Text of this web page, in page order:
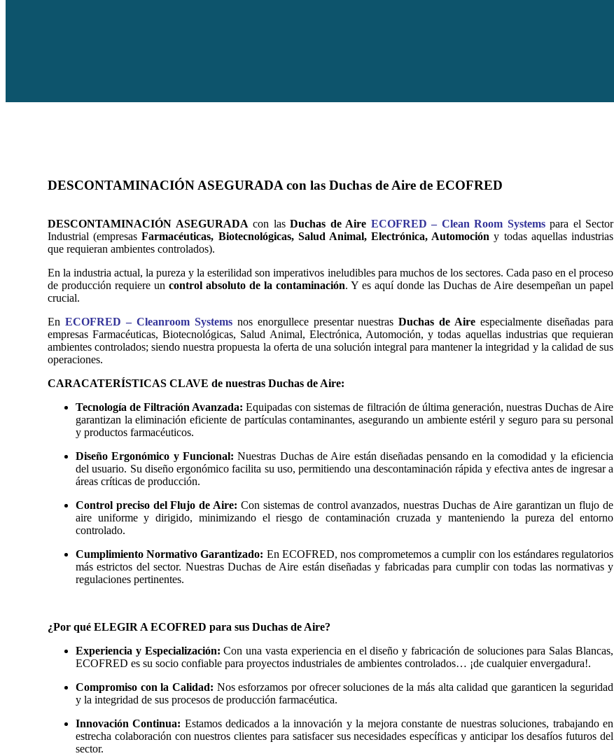
DESCONTAMINACIÓN ASEGURADA con las Duchas de Aire de ECOFRED
DESCONTAMINACIÓN ASEGURADA con las Duchas de Aire ECOFRED – Clean Room Systemspara el Sector
Industrial (empresasFarmacéuticas, Biotecnológicas, Salud Animal, Electrónica, Automoción y todas aquellas industrias
que requieran ambientes controlados).
En la industria actual, la pureza y la esterilidad son imperativos ineludibles para muchos de los sectores. Cada paso en el proceso
de producción requiere un control absoluto de la contaminación. Y es aquí donde las Duchas de Aire desempeñan un papel
crucial.
En ECOFRED – Cleanroom Systemsnos enorgullece presentar nuestrasDuchas de Aire especialmente diseñadas para
empresas Farmacéuticas, Biotecnológicas, Salud Animal, Electrónica, Automoción, y todas aquellas industrias que requieran
ambientes controlados; siendo nuestra propuesta la oferta de una solución integral para mantener la integridad y la calidad de sus
operaciones.
CARACATERÍSTICAS CLAVE de nuestras Duchas de Aire:
Tecnología de Filtración Avanzada: Equipadas con sistemas de filtración de última generación, nuestras Duchas de Aire
garantizan la eliminación eficiente de partículas contaminantes, asegurando un ambiente estéril y seguro para su personal
y productos farmacéuticos.
Diseño Ergonómico y Funcional: Nuestras Duchas de Aire están diseñadas pensando en la comodidad y la eficiencia
del usuario. Su diseño ergonómico facilita su uso, permitiendo una descontaminación rápida y efectiva antes de ingresar a
áreas críticas de producción.
Control preciso del Flujo de Aire: Con sistemas de control avanzados, nuestras Duchas de Aire garantizan un flujo de
aire uniforme y dirigido, minimizando el riesgo de contaminación cruzada y manteniendo la pureza del entorno
controlado.
Cumplimiento Normativo Garantizado: En ECOFRED, nos comprometemos a cumplir con los estándares regulatorios
más estrictos del sector. Nuestras Duchas de Aire están diseñadas y fabricadas para cumplir con todas las normativas y
regulaciones pertinentes.
¿Por qué ELEGIR A ECOFRED para sus Duchas de Aire?
Experiencia y Especialización: Con una vasta experiencia en el diseño y fabricación de soluciones para Salas Blancas,
ECOFRED es su socio confiable para proyectos industriales de ambientes controlados… ¡de cualquier envergadura!.
Compromiso con la Calidad: Nos esforzamos por ofrecer soluciones de la más alta calidad que garanticen la seguridad
y la integridad de sus procesos de producción farmacéutica.
Innovación Continua: Estamos dedicados a la innovación y la mejora constante de nuestras soluciones, trabajando en
estrecha colaboración con nuestros clientes para satisfacer sus necesidades específicas y anticipar los desafíos futuros del
sector.